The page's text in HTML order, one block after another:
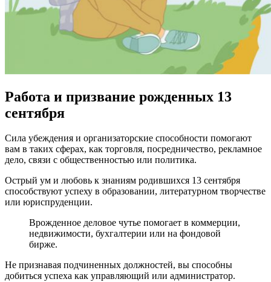
Работа и призвание рожденных 13
сентября
Сила убеждения и организаторские способности помогают
вам в таких сферах, как торговля, посредничество, рекламное
дело, связи с общественностью или политика.
Острый ум и любовь к знаниям родившихся 13 сентября
способствуют успеху в образовании, литературном творчестве
или юриспруденции.
Врожденное деловое чутье помогает в коммерции,
недвижимости, бухгалтерии или на фондовой
бирже.
Не признавая подчиненных должностей, вы способны
добиться успеха как управляющий или администратор.